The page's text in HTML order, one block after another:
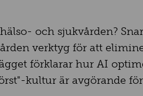
och sjukvården?
verktyg för att
förklarar hur AI
kultur är avgörande